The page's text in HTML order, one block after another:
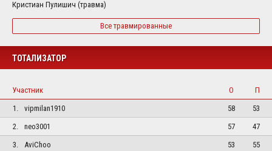
Кристиан Пулишич (травма)
Все травмированные
ТОТАЛИЗАТОР
Участник О
П
1.
vipmilan1910 58
53
2.
neo3001 57
47
3.
AviChoo 53
55